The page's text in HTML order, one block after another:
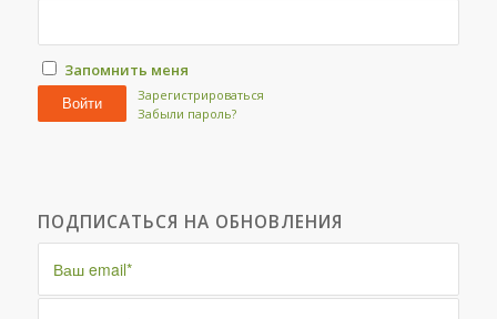
Запомнить меня
Войти
Зарегистрироваться
Забыли пароль?
ПОДПИСАТЬСЯ НА ОБНОВЛЕНИЯ